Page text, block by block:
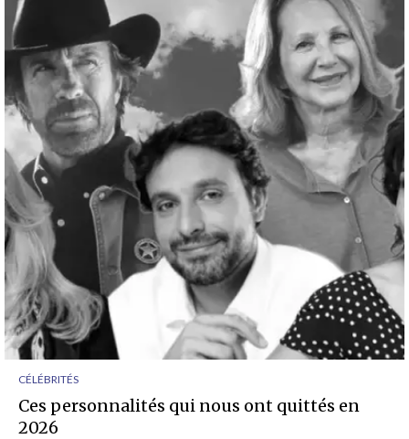
CÉLÉBRITÉS
Ces personnalités qui nous ont quittés en
2026